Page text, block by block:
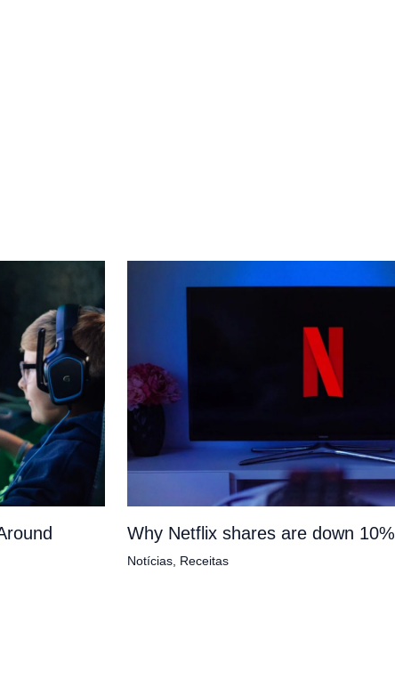
Why Netflix shares are down 10%
Notícias, Receitas